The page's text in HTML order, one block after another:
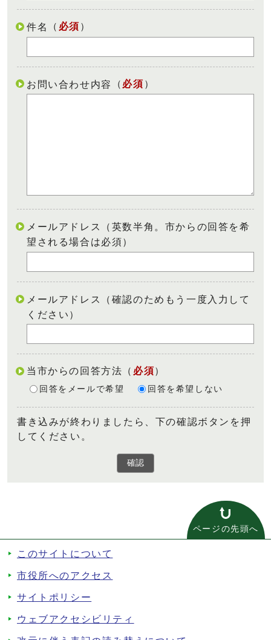
件名 （ 必須 ）
お問い合わせ内容 （ 必須 ）
メールアドレス（英数半角。市からの回答を希
望される場合は必須）
メールアドレス（確認のためもう一度入力して
ください）
当市からの回答方法 （ 必須）
回答をメールで希望 回答を希望しない
書き込みが終わりましたら、下の確認ボタンを押
してください。
確認
ページの先頭へ
このサイトについて
市役所へのアクセス
サイトポリシー
ウェブアクセシビリティ